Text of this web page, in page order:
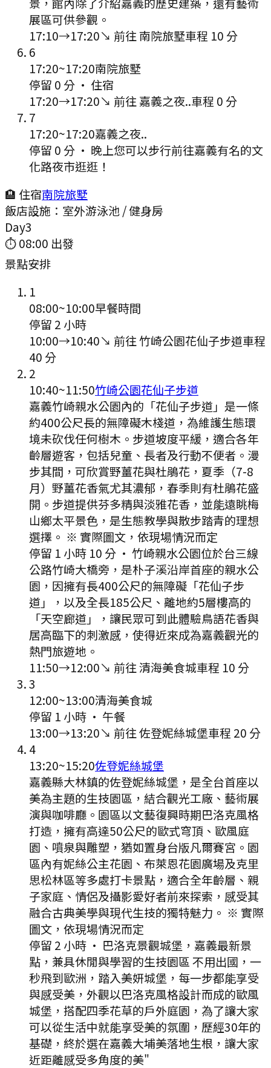
展區可供參觀。
17:10→17:20↘ 前往南院旅墅車程 10 分
6
17:20~17:20南院旅墅
停留 0 分 · 住宿
17:20→17:20↘ 前往 嘉義之夜..車程 0 分
7
17:20~17:20嘉義之夜..
停留 0 分 · 晚上您可以步行前往嘉義有名的文
化路夜市逛逛！
🏨 住宿南院旅墅
飯店設施： 室外游泳池 / 健身房
Day3
⏱08:00 出發
景點安排
1
08:00~10:00早餐時間
停留 2 小時
10:00→10:40↘ 前往竹崎公園花仙子步道車程
40 分
2
10:40~11:50竹崎公園花仙子步道
嘉義竹崎親水公園內的「花仙子步道」是一條
約400公尺長的無障礙木棧道，為維護生態環
境未砍伐任何樹木。步道坡度平緩，適合各年
齡層遊客，包括兒童、長者及行動不便者。漫
步其間，可欣賞野薑花與杜鵑花，夏季（7-8
月）野薑花香氣尤其濃郁，春季則有杜鵑花盛
開。步道提供芬多精與淡雅花香，並能遠眺梅
山鄉太平景色，是生態教學與散步踏青的理想
選擇。 ※ 實際圖文，依現場情況而定
停留 1 小時 10 分 · 竹崎親水公園位於台三線
公路竹崎大橋旁，是朴子溪沿岸首座的親水公
園，因擁有長400公尺的無障礙「花仙子步
道」，以及全長185公尺、離地約5層樓高的
「天空廊道」，讓民眾可到此體驗鳥語花香與
居高臨下的刺激感，使得近來成為嘉義觀光的
熱門旅遊地。
11:50→12:00↘ 前往清海美食城車程 10 分
3
12:00~13:00清海美食城
停留 1 小時 · 午餐
13:00→13:20↘ 前往佐登妮絲城堡車程 20 分
4
13:20~15:20佐登妮絲城堡
嘉義縣大林鎮的佐登妮絲城堡，是全台首座以
美為主題的生技園區，結合觀光工廠、藝術展
演與咖啡廳。園區以文藝復興時期巴洛克風格
打造，擁有高達50公尺的歐式穹頂、歐風庭
園、噴泉與雕塑，猶如置身台版凡爾賽宮。園
區內有妮絲公主花園、布萊恩花園廣場及克里
思松林區等多處打卡景點，適合全年齡層、親
子家庭、情侶及攝影愛好者前來探索，感受其
融合古典美學與現代生技的獨特魅力。 ※ 實際
圖文，依現場情況而定
停留 2 小時 · 巴洛克景觀城堡，嘉義最新景
點，兼具休閒與學習的生技園區 不用出國，一
秒飛到歐洲，踏入美妍城堡，每一步都能享受
與感受美，外觀以巴洛克風格設計而成的歐風
城堡，搭配四季花草的戶外庭園，為了讓大家
可以從生活中就能享受美的氛圍，歷經30年的
基礎，終於選在嘉義大埔美落地生根，讓大家
近距離感受多角度的美"